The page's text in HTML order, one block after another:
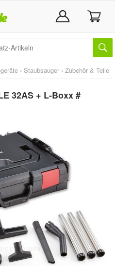
› Staubsauger › Zubehör & Teile
32AS + L-Boxx #
zum